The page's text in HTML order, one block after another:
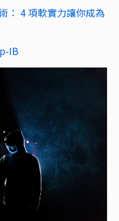
： 4 項軟實力讓你成為
IB